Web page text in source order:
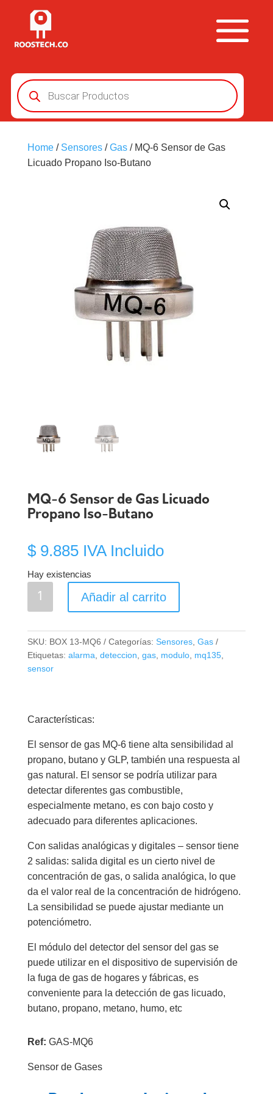
Búsqueda
de
productos
Home/ Sensores/Gas/ MQ-6 Sensor de Gas
Licuado Propano Iso-Butano
MQ-6 Sensor de Gas Licuado
Propano Iso-Butano
$9.885 IVA Incluido
Hay existencias
MQ-
de
Gas
Licuado
cantidad
Añadir al carrito
SKU: BOX 13-MQ6 Categorías: Sensores, Gas
Etiquetas: alarma deteccion gas, modulo, mq135,
sensor
Características:
El sensor de gas MQ-6 tiene alta sensibilidad al
propano, butano y GLP, también una respuesta al
gas natural. El sensor se podría utilizar para
detectar diferentes gas combustible,
especialmente metano, es con bajo costo y
adecuado para diferentes aplicaciones.
Con salidas analógicas y digitales – sensor tiene
2 salidas: salida digital es un cierto nivel de
concentración de gas, o salida analógica, lo que
da el valor real de la concentración de hidrógeno.
La sensibilidad se puede ajustar mediante un
potenciómetro.
El módulo del detector del sensor del gas se
puede utilizar en el dispositivo de supervisión de
la fuga de gas de hogares y fábricas, es
conveniente para la detección de gas licuado,
butano, propano, metano, humo, etc
Ref: GAS-MQ6
Sensor de Gases